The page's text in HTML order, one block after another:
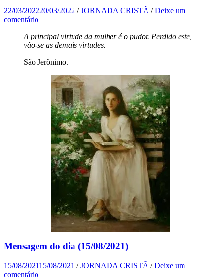
22/03/202220/03/2022 /JORNADA CRISTÃ /Deixe um
comentário
A principal virtude da mulher é o pudor. Perdido este,
vão-se as demais virtudes.
São Jerônimo.
Mensagem do dia (15/08/2021)
15/08/202115/08/2021 /JORNADA CRISTÃ /Deixe um
comentário